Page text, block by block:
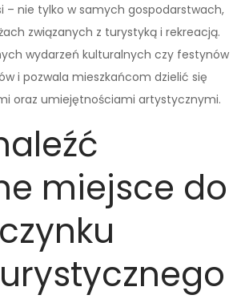
– nie tylko w samych gospodarstwach,
związanych z turystyką i rekreacją.
wydarzeń kulturalnych czy festynów
i pozwala mieszkańcom dzielić się
oraz umiejętnościami artystycznymi.
miejsce do